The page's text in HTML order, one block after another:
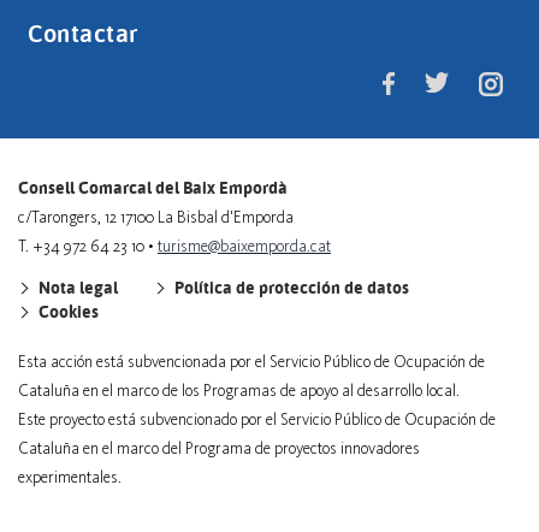
Contactar
Consell Comarcal del Baix Empordà
c/Tarongers, 12 17100 La Bisbal d'Emporda
T. +34 972 64 23 10 • turisme@baixemporda.cat
Nota legal
Política de protección de datos
Cookies
Esta acción está subvencionada por el Servicio Público de Ocupación de
Cataluña en el marco de los Programas de apoyo al desarrollo local.
Este proyecto está subvencionado por el Servicio Público de Ocupación de
Cataluña en el marco del Programa de proyectos innovadores
experimentales.